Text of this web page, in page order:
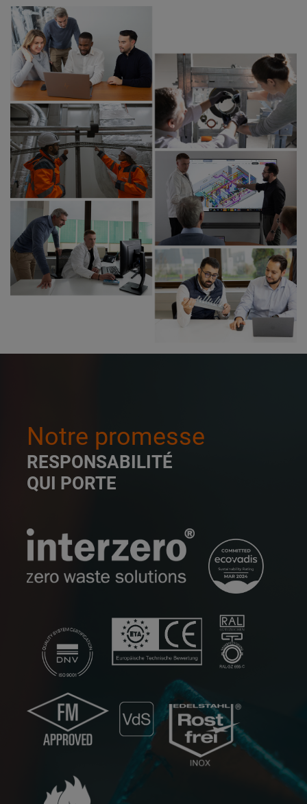
Notre promesse
RESPONSABILITÉ
QUI PORTE